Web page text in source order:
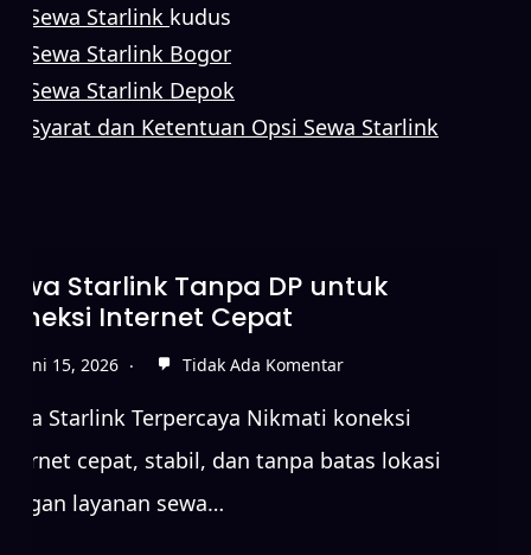
Sewa Starlink kudus
Sewa Starlink Bogor
Sewa Starlink Depok
Syarat dan Ketentuan Opsi Sewa Starlink
Starlink dengan Jangkauan
untuk Berbagai Kebutuhan
Juni 15, 2026 Tidak Ada Komentar
Starlink Terpercaya Nikmati koneksi
cepat, stabil, dan tanpa batas lokasi
layanan sewa…